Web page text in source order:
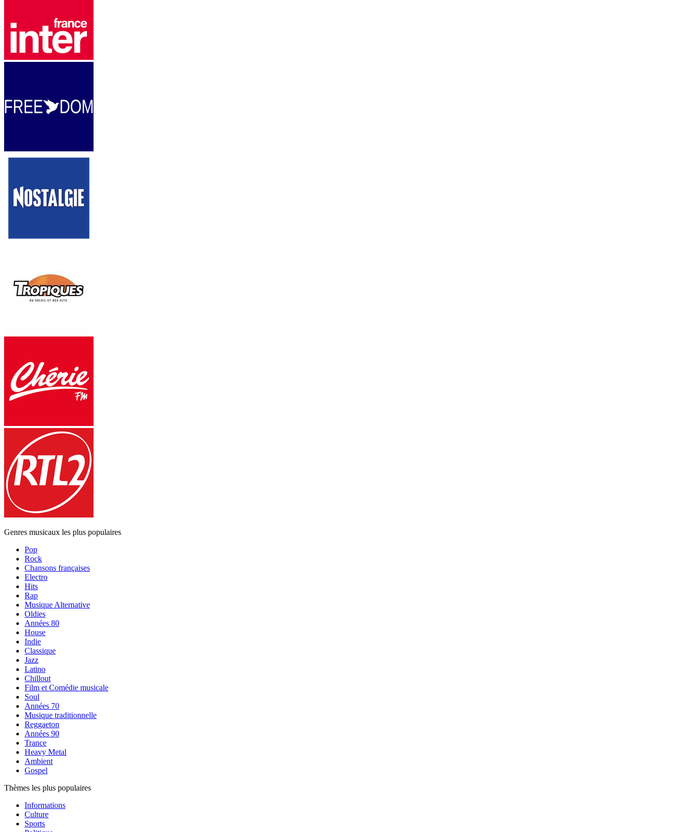
Genres musicaux les plus populaires
Pop
Rock
Chansons françaises
Electro
Hits
Rap
Musique Alternative
Oldies
Années 80
House
Indie
Classique
Jazz
Latino
Chillout
Film et Comédie musicale
Soul
Années 70
Musique traditionnelle
Reggaeton
Années 90
Trance
Heavy Metal
Ambient
Gospel
Thèmes les plus populaires
Informations
Culture
Sports